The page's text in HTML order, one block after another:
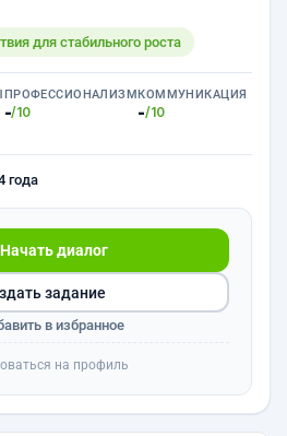
для стабильного роста
ПРОФЕССИОНАЛИЗМ
-/10
КОММУНИКАЦИЯ
-/10
года
Начать диалог
задание
в избранное
на профиль